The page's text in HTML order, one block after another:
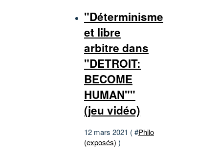
"Déterminisme
et libre
arbitre dans
"DETROIT:
BECOME
HUMAN""
(jeu vidéo)
12 mars 2021 ( #Philo
(exposés) )